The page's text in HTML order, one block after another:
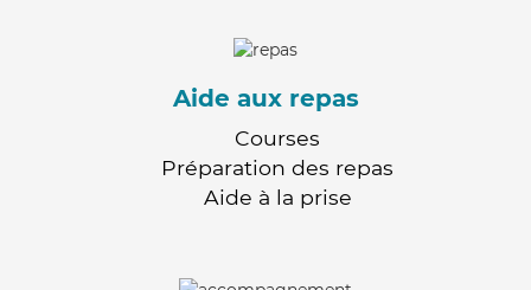
Aide aux repas
Courses
Préparation des repas
Aide à la prise